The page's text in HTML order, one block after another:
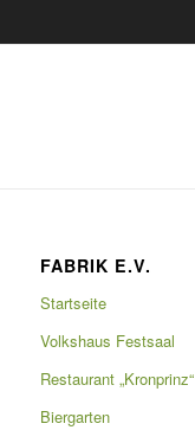
FABRIK E.V.
Startseite
Volkshaus Festsaal
Restaurant „Kronprinz“
Biergarten